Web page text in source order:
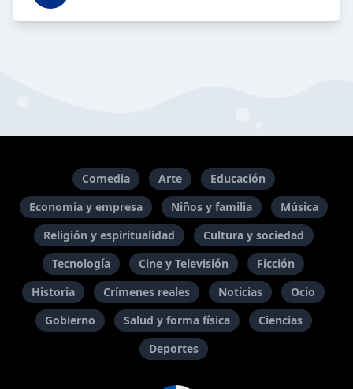
Comedia Arte
Educación
Economía y empresa
Niños y familia
Música
Religión y espiritualidad
Cultura y sociedad
Tecnología
Cine y Televisión
Ficción
Historia
Crímenes reales Noticias
Ocio
Gobierno
Salud y forma física
Ciencias
Deportes